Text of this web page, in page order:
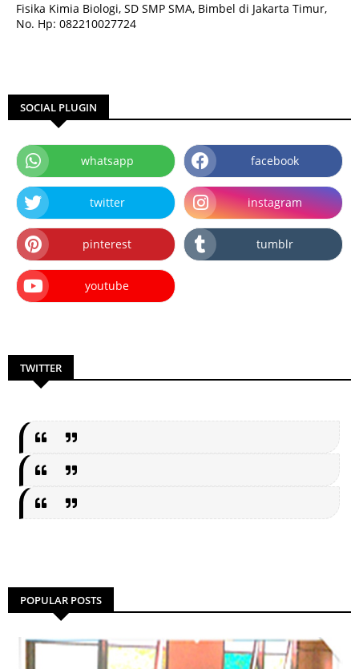
Fisika Kimia Biologi, SD SMP SMA, Bimbel di Jakarta Timur,
No. Hp: 082210027724
SOCIAL PLUGIN
whatsapp facebook
twitter instagram
pinterest tumblr
youtube
TWITTER
POPULAR POSTS